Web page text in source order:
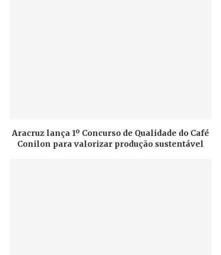
Aracruz lança 1º Concurso de Qualidade do Café
Conilon para valorizar produção sustentável